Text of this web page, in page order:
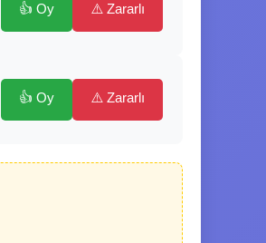
👍 Oy ⚠️ Zararlı
👍 Oy ⚠️ Zararlı